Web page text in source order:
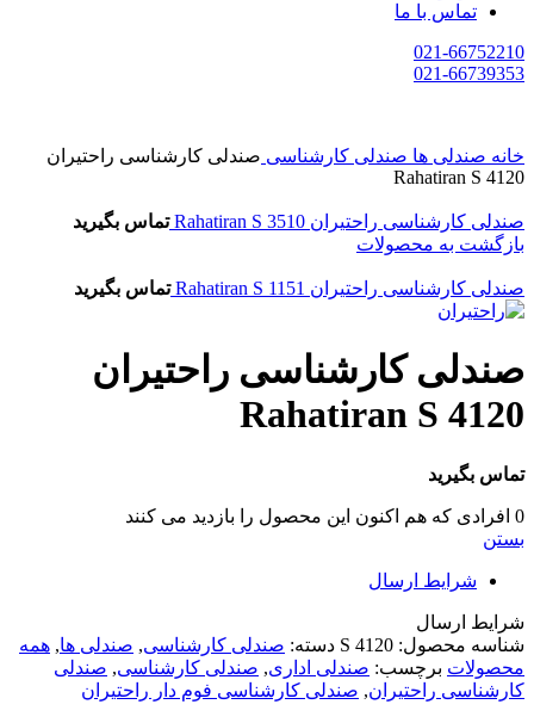
تماس با ما
021-66752210
021-66739353
خانه صندلی ها صندلی کارشناسی صندلی کارشناسی راحتیران
Rahatiran S 4120
صندلی کارشناسی راحتیران Rahatiran S 3510
تماس بگیرید
بازگشت به محصولات
صندلی کارشناسی راحتیران Rahatiran S 1151 تماس بگیرید
صندلی کارشناسی راحتیران
Rahatiran S 4120
تماس بگیرید
0 افرادی که هم اکنون این محصول را بازدید می کنند
بستن
شرایط ارسال
شرایط ارسال
شناسه محصول: S 4120 دسته: صندلی کارشناسی, صندلی ها, همه
محصولات برچسب: صندلی اداری, صندلی کارشناسی, صندلی
کارشناسی راحتیران, صندلی کارشناسی فوم دار راحتیران